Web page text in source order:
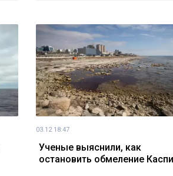
03.12 18:47
Ученые выяснили, как
остановить обмеление